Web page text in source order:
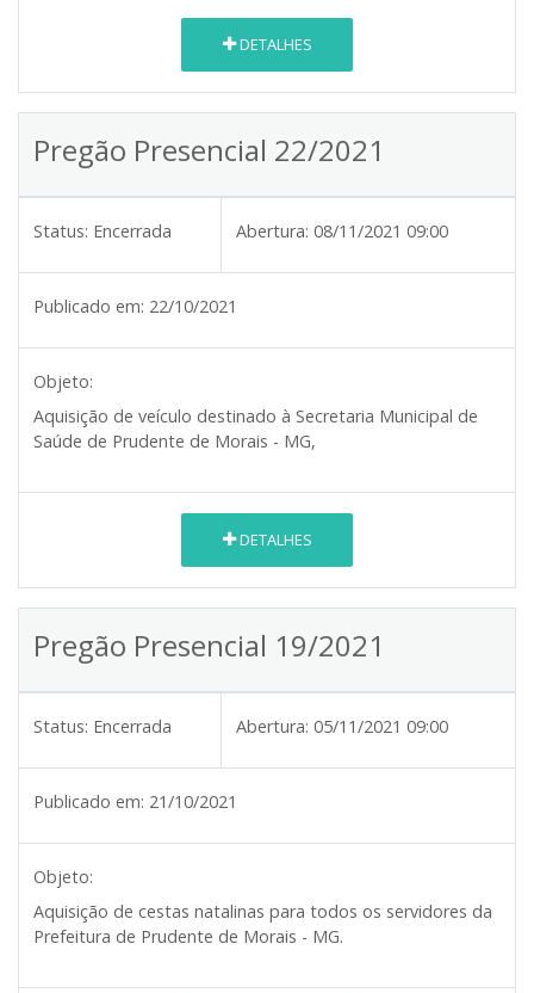
DETALHES
Pregão Presencial 22/2021
Status: Encerrada Abertura: 08/11/2021 09:00
Publicado em: 22/10/2021
Objeto:
Aquisição de veículo destinado à Secretaria Municipal de
Saúde de Prudente de Morais - MG,
DETALHES
Pregão Presencial 19/2021
Status: Encerrada Abertura: 05/11/2021 09:00
Publicado em: 21/10/2021
Objeto:
Aquisição de cestas natalinas para todos os servidores da
Prefeitura de Prudente de Morais - MG.